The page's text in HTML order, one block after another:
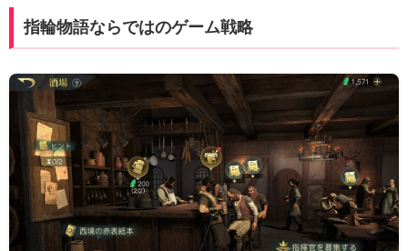
指輪物語ならではのゲーム戦略